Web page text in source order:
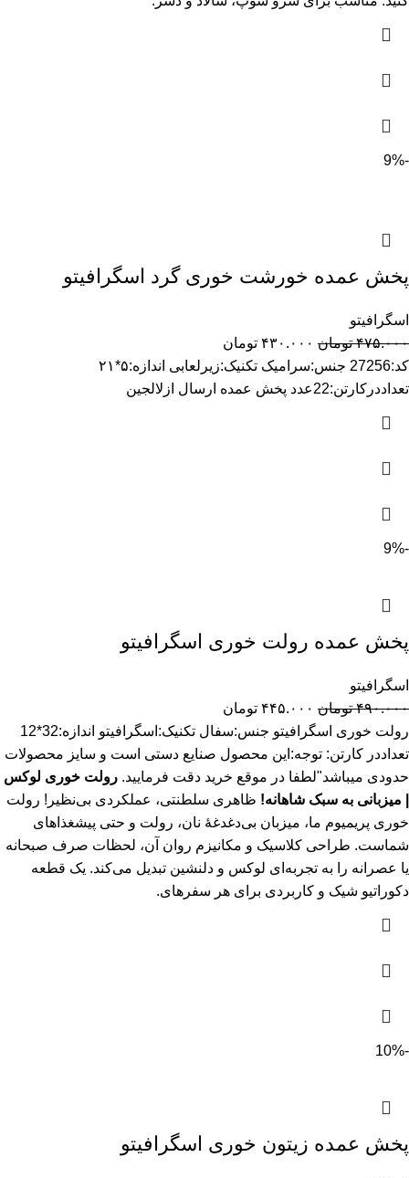
-9%
پخش عمده خورشت خوری گرد اسگرافیتو
اسگرافیتو
۴۷۵.۰۰۰ تومان ۴۳۰.۰۰۰ تومان
کد:27256 جنس:سرامیک تکنیک:زیرلعابی اندازه:۵*۲۱
تعداددرکارتن:22عدد پخش عمده ارسال ازلالجین
-9%
پخش عمده رولت خوری اسگرافیتو
اسگرافیتو
۴۹۰.۰۰۰ تومان ۴۴۵.۰۰۰ تومان
رولت خوری اسگرافیتو جنس:سفال تکنیک:اسگرافیتو اندازه:32*12
تعداددر کارتن: توجه:این محصول صنایع دستی است و سایز محصولات
حدودی میباشد"لطفا در موقع خرید دقت فرمایید. رولت خوری لوکس
| میزبانی به سبک شاهانه! ظاهری سلطنتی، عملکردی بی‌نظیر! رولت
خوری پریمیوم ما، میزبان بی‌دغدغهٔ نان، رولت و حتی پیشغذاهای
شماست. طراحی کلاسیک و مکانیزم روان آن، لحظات صرف صبحانه
یا عصرانه را به تجربه‌ای لوکس و دلنشین تبدیل می‌کند. یک قطعه
دکوراتیو شیک و کاربردی برای هر سفرهای.
-10%
پخش عمده زیتون خوری اسگرافیتو